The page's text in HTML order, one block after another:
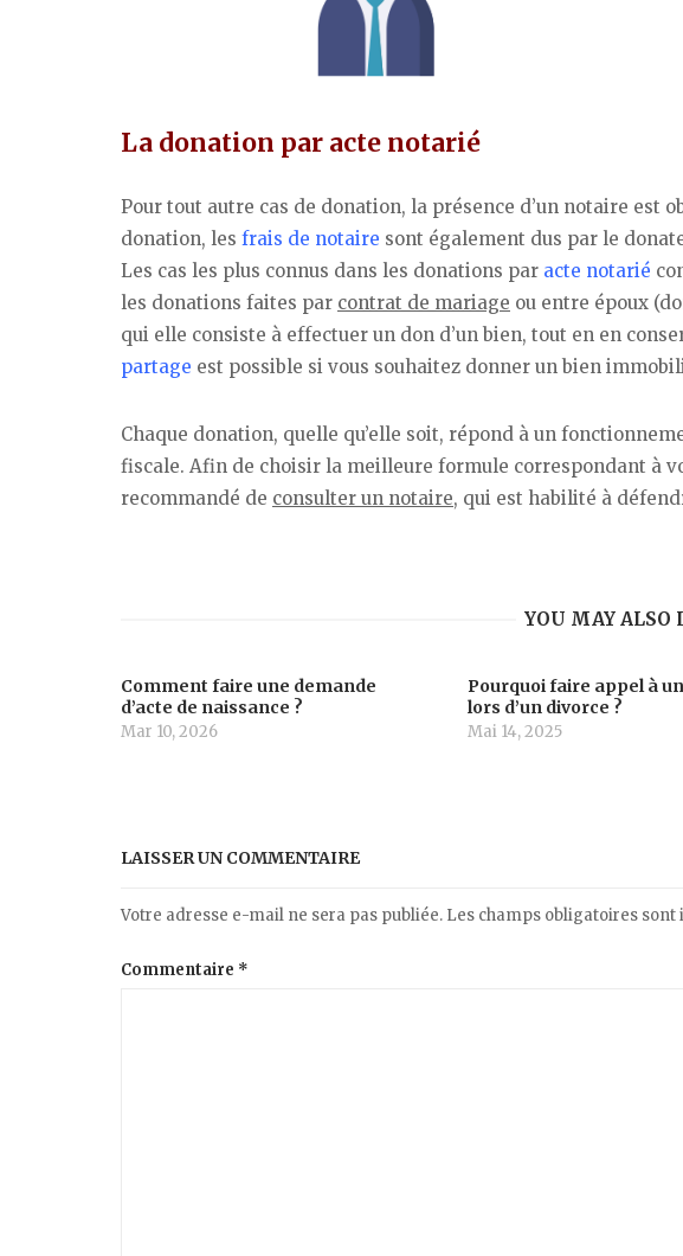
La donation par acte notarié
Pour tout autre cas de donation, la présence d’un notaire est
donation, les frais de notaire sont également dus par le
Les cas les plus connus dans les donations par acte notarié
les donations faites par contrat de mariage ou entre époux
qui elle consiste à effectuer un don d’un bien, tout en en
partage est possible si vous souhaitez donner un bien
Chaque donation, quelle qu’elle soit, répond à un
fiscale. Afin de choisir la meilleure formule correspondant à
recommandé de consulter un notaire, qui est habilité à
YOU MAY ALSO
Comment faire une demande
d’acte de naissance ?
Mar 10, 2026
Pourquoi faire appel à
lors d’un divorce ?
Mai 14, 2025
LAISSER UN COMMENTAIRE
Votre adresse e-mail ne sera pas publiée. Les champs obligatoires sont
Commentaire *